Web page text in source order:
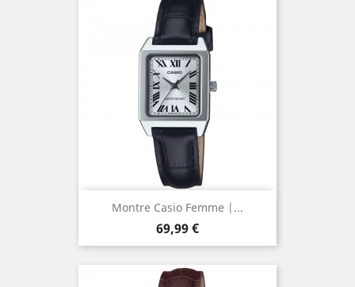
Montre Casio Femme |...
Prix
69,99 €